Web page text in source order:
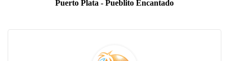
Puerto Plata - Pueblito Encantado